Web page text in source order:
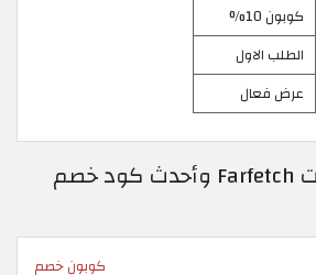
كوبون 10%
الطلب الاول
عرض فعال
المزيد من كوبونات Farfetch وأحدث كود خصم
كوبون خصم